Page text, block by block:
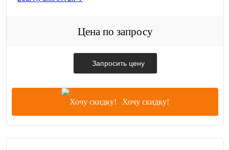
Цена по запросу
Запросить цену
Хочу скидку!